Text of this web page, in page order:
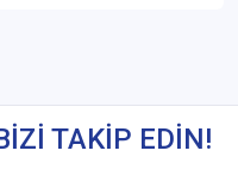
TAKİP EDİN!